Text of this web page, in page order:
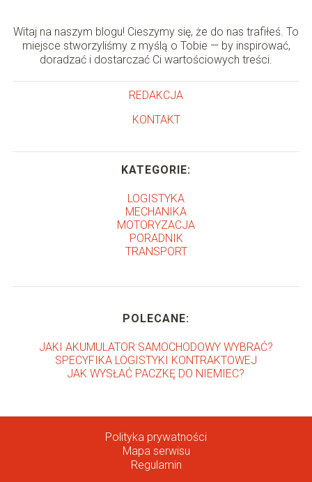
Witaj na naszym blogu! Cieszymy się, że do nas trafiłeś. To
miejsce stworzyliśmy z myślą o Tobie — by inspirować,
doradzać i dostarczać Ci wartościowych treści.
REDAKCJA
KONTAKT
KATEGORIE:
LOGISTYKA
MECHANIKA
MOTORYZACJA
PORADNIK
TRANSPORT
POLECANE:
JAKI AKUMULATOR SAMOCHODOWY WYBRAĆ?
SPECYFIKA LOGISTYKI KONTRAKTOWEJ
JAK WYSŁAĆ PACZKĘ DO NIEMIEC?
Polityka prywatności
Mapa serwisu
Regulamin